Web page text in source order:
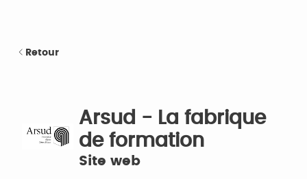
Retour
Arsud - La fabrique
de formation
Site web